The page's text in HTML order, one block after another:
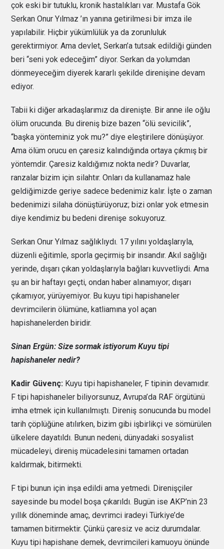
çok eski bir tutuklu, kronik hastalıkları var. Mustafa Gök
Serkan Onur Yılmaz ’ın yanına getirilmesi bir imza ile
yapılabilir. Hiçbir yükümlülük ya da zorunluluk
gerektirmiyor. Ama devlet, Serkan’a tutsak edildiği günden
beri “seni yok edeceğim” diyor. Serkan da yolumdan
dönmeyeceğim diyerek kararlı şekilde direnişine devam
ediyor.
Tabii ki diğer arkadaşlarımız da direnişte. Bir anne ile oğlu
ölüm orucunda. Bu direniş bize bazen “ölü sevicilik”,
“başka yönteminiz yok mu?” diye eleştirilere dönüşüyor.
Ama ölüm orucu en çaresiz kalındığında ortaya çıkmış bir
yöntemdir. Çaresiz kaldığımız nokta nedir? Duvarlar,
ranzalar bizim için silahtır. Onları da kullanamaz hale
geldiğimizde geriye sadece bedenimiz kalır. İşte o zaman
bedenimizi silaha dönüştürüyoruz; bizi onlar yok etmesin
diye kendimiz bu bedeni direnişe sokuyoruz.
Serkan Onur Yılmaz sağlıklıydı. 17 yılını yoldaşlarıyla,
düzenli eğitimle, sporla geçirmiş bir insandır. Akıl sağlığı
yerinde, dışarı çıkan yoldaşlarıyla bağları kuvvetliydi. Ama
şu an bir haftayı geçti, ondan haber alınamıyor; dışarı
çıkamıyor, yürüyemiyor. Bu kuyu tipi hapishaneler
devrimcilerin ölümüne, katliamına yol açan
hapishanelerden biridir.
Sinan Ergün: Size sormak istiyorum Kuyu tipi
hapishaneler nedir?
Kadir Güvenç: Kuyu tipi hapishaneler, F tipinin devamıdır.
F tipi hapishaneler biliyorsunuz, Avrupa’da RAF örgütünü
imha etmek için kullanılmıştı. Direniş sonucunda bu model
tarih çöplüğüne atılırken, bizim gibi işbirlikçi ve sömürülen
ülkelere dayatıldı. Bunun nedeni, dünyadaki sosyalist
mücadeleyi, direniş mücadelesini tamamen ortadan
kaldırmak, bitirmekti.
F tipi bunun için inşa edildi ama yetmedi. Direnişçiler
sayesinde bu model boşa çıkarıldı. Bugün ise AKP’nin 23
yıllık döneminde amaç, devrimci iradeyi Türkiye’de
tamamen bitirmektir. Çünkü çaresiz ve aciz durumdalar.
Kuyu tipi hapishane demek, devrimcileri kamuoyu önünde